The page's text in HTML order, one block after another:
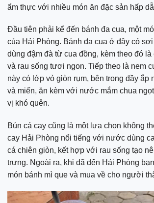
ẩm thực với nhiều món ăn đặc sản hấp
Đầu tiên phải kể đến bánh đa cua, một
của Hải Phòng. Bánh đa cua ở đây có
dùng đậm đà từ cua đồng, kèm theo đó là
và rau sống tươi ngon. Tiếp theo là nem
này có lớp vỏ giòn rụm, bên trong đầy ắp
và miến, ăn kèm với nước mắm chua
vị khó quên.
Bún cá cay cũng là một lựa chọn không
cay Hải Phòng nổi tiếng với nước dùng
cá chiên giòn, kết hợp với rau sống tạo
trưng. Ngoài ra, khi đã đến Hải Phòng
món bánh mì que và mua về cho người